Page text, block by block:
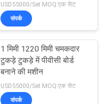
USD55000/Set MOQ:एक सेट
संपर्क
1 मिमी 1220 मिमी चमकदार
टुकड़े टुकड़े में पीवीसी बोर्ड
बनाने की मशीन
USD55000/Set MOQ:एक सेट
संपर्क